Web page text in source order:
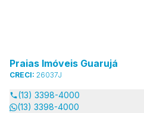
Praias Imóveis Guarujá
CRECI: 26037J
(13) 3398-4000
(13) 3398-4000